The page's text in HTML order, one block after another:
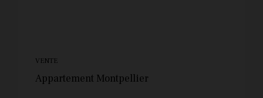
VENTE
Appartement Montpellier